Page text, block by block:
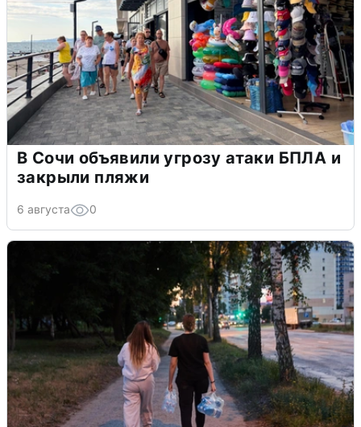
В Сочи объявили угрозу атаки БПЛА и
закрыли пляжи
6 августа 0